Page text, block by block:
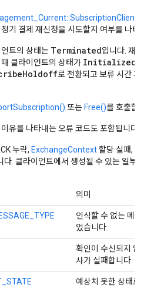
기 결제 재신청을 시도할지 여부를 나타
트의 상태는 Terminated입니다. 재
클라이언트의 상태가 Initialized
로 전환되고 보류 시간 후
또는 Free()를 호출할
유를 나타내는 오류 코드도 포함됩니다.
누락, ExchangeContext할당 실패,
. 클라이언트에서 생성될 수 있는 일부
의미
인식할 수 없는 메
었습니다.
확인이 수신되지 않
사가 실패합니다.
예상치 못한 상태로